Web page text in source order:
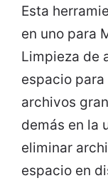
Esta
en uno para
Limpieza de
espacio
archivos
demás en la
eliminar
espacio en